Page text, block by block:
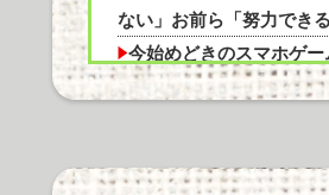
Powered by livedoor
ない」お前ら「努力でき
今始めどきのスマホゲ
【SSD】1TBで1.5万と
「Linuxで十分じゃね
Linuxの市場シェア...